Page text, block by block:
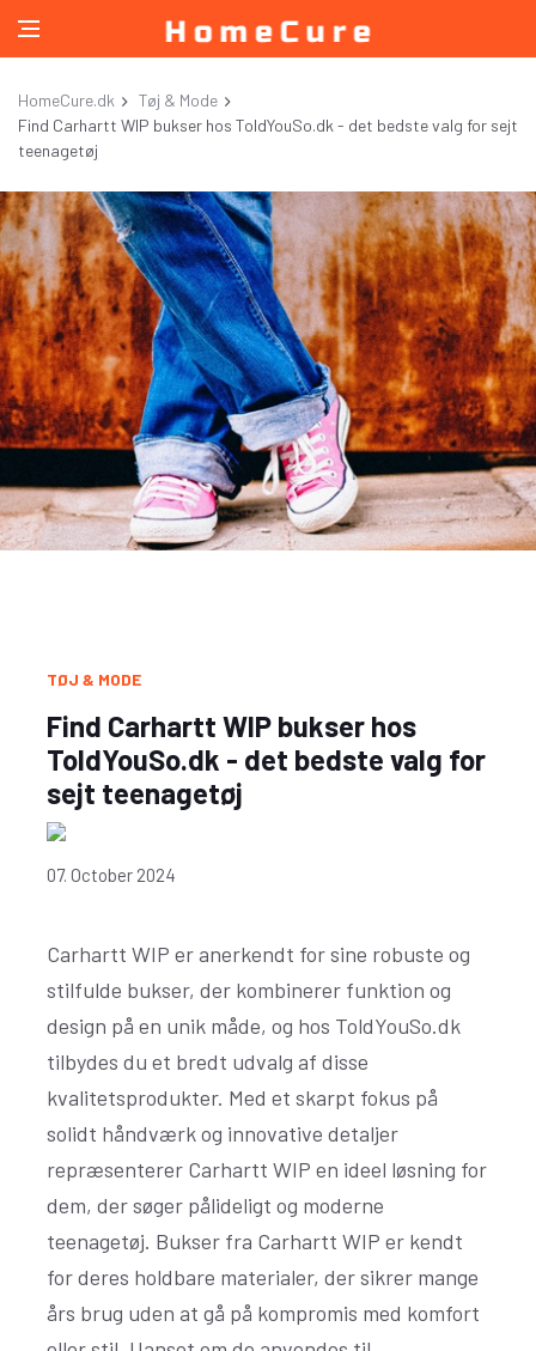
HomeCure.dk
Tøj & Mode
Find Carhartt WIP bukser hos ToldYouSo.dk - det bedste valg for sejt
teenagetøj
TØJ & MODE
Find Carhartt WIP bukser hos
ToldYouSo.dk - det bedste valg for
sejt teenagetøj
07. October 2024
Carhartt WIP er anerkendt for sine robuste og
stilfulde bukser, der kombinerer funktion og
design på en unik måde, og hos ToldYouSo.dk
tilbydes du et bredt udvalg af disse
kvalitetsprodukter. Med et skarpt fokus på
solidt håndværk og innovative detaljer
repræsenterer Carhartt WIP en ideel løsning for
dem, der søger pålideligt og moderne
teenagetøj. Bukser fra Carhartt WIP er kendt
for deres holdbare materialer, der sikrer mange
års brug uden at gå på kompromis med komfort